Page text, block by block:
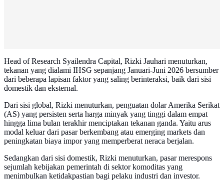
Head of Research Syailendra Capital, Rizki Jauhari menuturkan,
tekanan yang dialami IHSG sepanjang Januari-Juni 2026 bersumber
dari beberapa lapisan faktor yang saling berinteraksi, baik dari sisi
domestik dan eksternal.
Dari sisi global, Rizki menuturkan, penguatan dolar Amerika Serikat
(AS) yang persisten serta harga minyak yang tinggi dalam empat
hingga lima bulan terakhir menciptakan tekanan ganda. Yaitu arus
modal keluar dari pasar berkembang atau emerging markets dan
peningkatan biaya impor yang memperberat neraca berjalan.
Sedangkan dari sisi domestik, Rizki menuturkan, pasar merespons
sejumlah kebijakan pemerintah di sektor komoditas yang
menimbulkan ketidakpastian bagi pelaku industri dan investor.